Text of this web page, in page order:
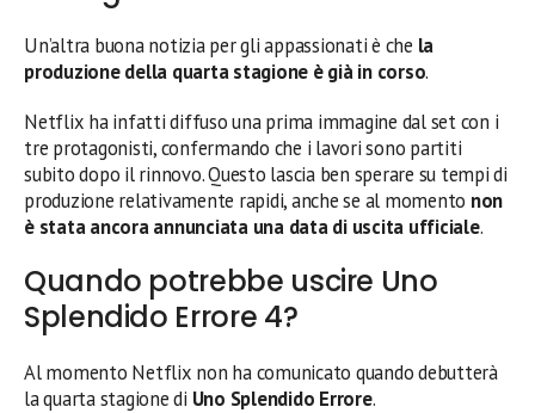
Un’altra buona notizia per gli appassionati è che la
produzione della quarta stagione è già in corso.
Netflix ha infatti diffuso una prima immagine dal set con i
tre protagonisti, confermando che i lavori sono partiti
subito dopo il rinnovo. Questo lascia ben sperare su tempi di
produzione relativamente rapidi, anche se al momento non
è stata ancora annunciata una data di uscita ufficiale.
Quando potrebbe uscire Uno
Splendido Errore 4?
Al momento Netflix non ha comunicato quando debutterà
la quarta stagione di Uno Splendido Errore.